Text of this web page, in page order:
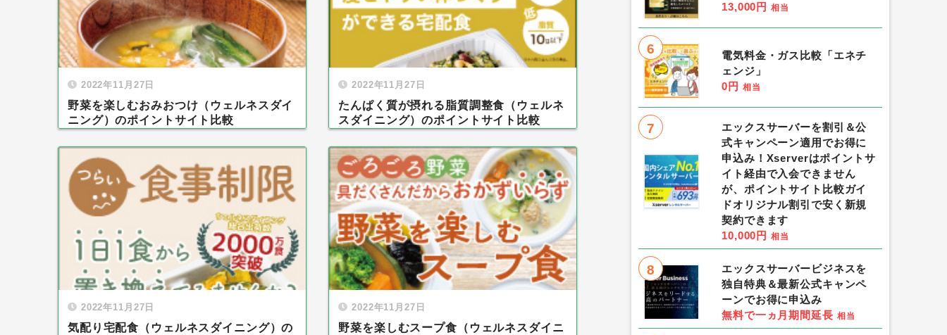
2022年11月27日
野菜を楽しむおみおつけ（ウェルネスダイ
ニング）のポイントサイト比較
2022年11月27日
たんぱく質が摂れる脂質調整食（ウェルネ
スダイニング）のポイントサイト比較
2022年11月27日
気配り宅配食（ウェルネスダイニング）の
2022年11月27日
野菜を楽しむスープ食（ウェルネスダイニ
13,000円 相当
6
電気料金・ガス比較「エネチ
ェンジ」
0円 相当
7
エックスサーバーを割引＆公
式キャンペーン適用でお得に
申込み！Xserverはポイントサ
イト経由で入会できません
が、ポイントサイト比較ガイ
ドオリジナル割引で安く新規
契約できます
10,000円 相当
8
エックスサーバービジネスを
独自特典＆最新公式キャンペ
ーンでお得に申込み
無料で一ヵ月期間延長 相当